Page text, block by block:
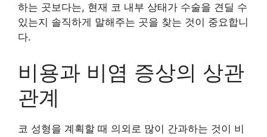
하는 곳보다는, 현재 코 내부 상태가 수술을 견딜 수
있는지 솔직하게 말해주는 곳을 찾는 것이 중요합니
다.
비용과 비염 증상의 상관
관계
코 성형을 계획할 때 의외로 많이 간과하는 것이 비